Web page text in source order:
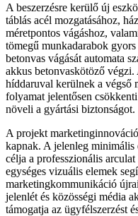
A beszerzésre kerülő új
táblás acél mozgatásához,
méretpontos vágáshoz,
tömegű munkadarabok
betonvas vágását automata
akkus betonvaskötöző
híddaruval kerülnek a végső
folyamat jelentősen
növeli a gyártási biztonságot.
A projekt
kapnak. A jelenleg
célja a professzionális
egységes vizuális elemek
marketingkommunikáció
jelenlét és közösségi média
támogatja az ügyfélszerzést